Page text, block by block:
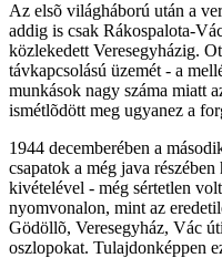
Az elsõ világháború után a
addig is csak Rákospalota-
közlekedett Veresegyházig.
távkapcsolású üzemét - a
munkások nagy száma miatt
ismétlõdött meg ugyanez a
1944 decemberében a
csapatok a még java
kivételével - még sértetlen
nyomvonalon, mint az
Gödöllõ, Veresegyház, Vác
oszlopokat. Tulajdonképpen